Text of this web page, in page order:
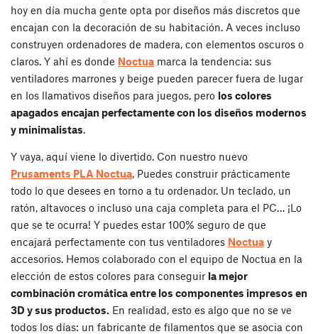
hoy en día mucha gente opta por diseños más discretos que
encajan con la decoración de su habitación. A veces incluso
construyen ordenadores de madera, con elementos oscuros o
claros. Y ahí es donde Noctua marca la tendencia: sus
ventiladores marrones y beige pueden parecer fuera de lugar
en los llamativos diseños para juegos, pero los colores
apagados encajan perfectamente con los diseños modernos
y minimalistas.
Y vaya, aquí viene lo divertido. Con nuestro nuevo
Prusaments PLA Noctua, Puedes construir prácticamente
todo lo que desees en torno a tu ordenador. Un teclado, un
ratón, altavoces o incluso una caja completa para el PC… ¡Lo
que se te ocurra! Y puedes estar 100% seguro de que
encajará perfectamente con tus ventiladores Noctua y
accesorios. Hemos colaborado con el equipo de Noctua en la
elección de estos colores para conseguir la mejor
combinación cromática entre los componentes impresos en
3D y sus productos. En realidad, esto es algo que no se ve
todos los días: un fabricante de filamentos que se asocia con